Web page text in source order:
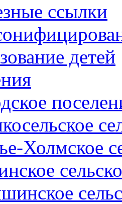
ссылки
детей
Холмское